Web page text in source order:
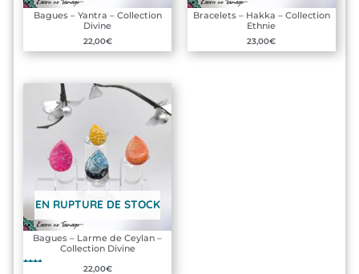
Bagues – Yantra – Collection
Divine
22,00€
Bracelets – Hakka – Collection
Ethnie
23,00€
EN RUPTURE DE STOCK
Bagues – Larme de Ceylan –
Collection Divine
22,00€